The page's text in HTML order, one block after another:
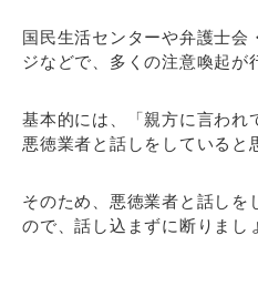
国民生活センターや弁護士会
ジなどで、多くの注意喚起が
基本的には、「親方に言われ
悪徳業者と話しをしていると
そのため、悪徳業者と話しを
ので、話し込まずに断りまし